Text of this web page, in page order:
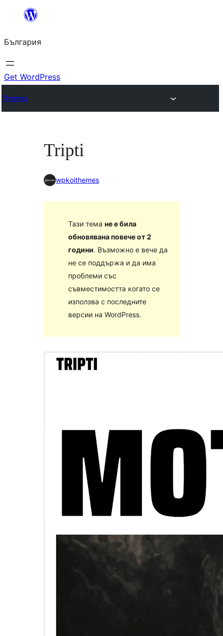
България
Get WordPress
Themes
Tripti
wpkoithemes
Тази тема не е била
обновявана повече от 2
години. Възможно е вече да
не се поддържа и да има
проблеми със
съвместимостта когато се
използва с последните
версии на WordPress.